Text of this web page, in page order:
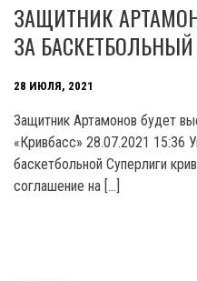
ЗАЩИТНИК
ЗА
28 ИЮЛЯ, 2021
Защитник Артамонов будет
«Кривбасс» 28.07.2021 15:36
баскетбольной Суперлиги
соглашение на […]